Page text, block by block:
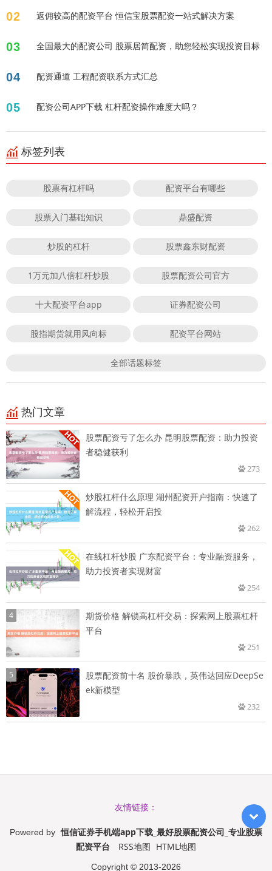
02 返佣较高的配资平台 恒信宝股票配资一站式解决方案
03 全国最大的配资公司 股票居简配资，助您轻松实现投资目标
04 配资通道 工程配资联系方式汇总
05 配资公司APP下载 杠杆配资操作难度大吗？
标签列表
股票有杠杆吗 配资平台有哪些
股票入门基础知识 鼎盛配资
炒股的杠杆 股票鑫东财配资
1万元加八倍杠杆炒股 股票配资公司官方
十大配资平台app 证券配资公司
股指期货就用风向标 配资平台网站
全部话题标签
热门文章
股票配资亏了怎么办 昆明股票配资：助力投资
者稳健获利
273
炒股杠杆什么原理 湖州配资开户指南：快速了
解流程，轻松开启投
262
在线杠杆炒股 广东配资平台：专业融资服务，
助力投资者实现财富
254
4
期货价格 解锁高杠杆交易：探索网上股票杠杆
平台
251
5
股票配资前十名 股价暴跌，英伟达回应DeepSe
ek新模型
232
友情链接：
Powered by 恒信证券手机端app下载_最好股票配资公司_专业股票
配资平台
RSS地图 HTML地图
Copyright © 2013-2026